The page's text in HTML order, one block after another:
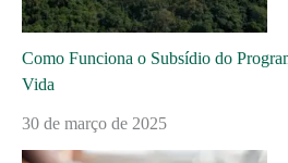
Como Funciona o Subsídio do
Vida
30 de março de 2025